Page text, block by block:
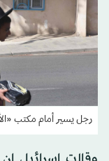
رجل يسير أمام مكتب